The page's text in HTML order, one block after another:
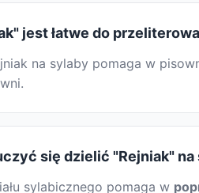
jest łatwe do
na sylaby pomaga w
się dzielić "Rejniak" na
sylabicznego pomaga w